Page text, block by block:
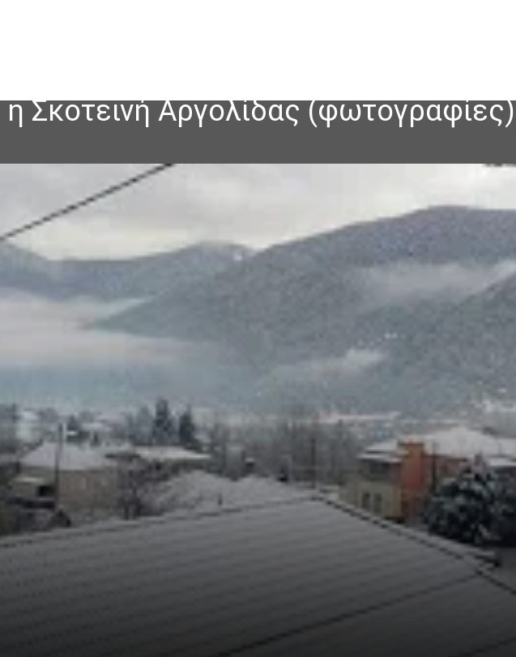
Σκοτεινή Αργολίδας (φωτογραφίες)